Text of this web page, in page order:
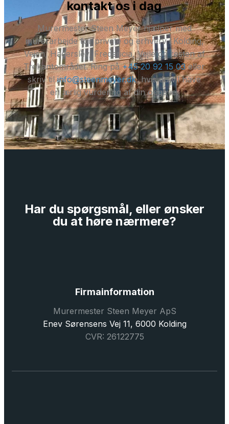
kontakt os i dag
Murermester Steen Meyer hjælper med
murerarbejde for private og erhverv i Kolding,
Vejen, Haderslev, Fredericia, Vejle og resten af
Trekantområdet. Ring på+45 20 92 15 03eller
skriv tilinfo@steenmeyer.dk, hvis du vil have
en ærlig vurdering af din opgave.
Har du spørgsmål, eller ønsker
du at høre nærmere?
Firmainformation
Murermester Steen Meyer ApS
Enev Sørensens Vej 11, 6000 Kolding
CVR: 26122775